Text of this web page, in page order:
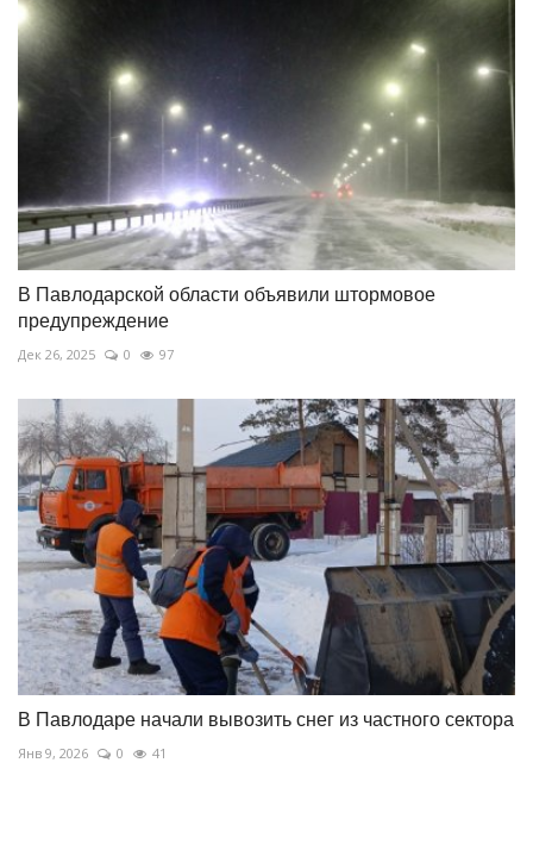
В Павлодарской области объявили штормовое
предупреждение
Дек 26, 2025 0 97
В Павлодаре начали вывозить снег из частного сектора
Янв 9, 2026 0 41